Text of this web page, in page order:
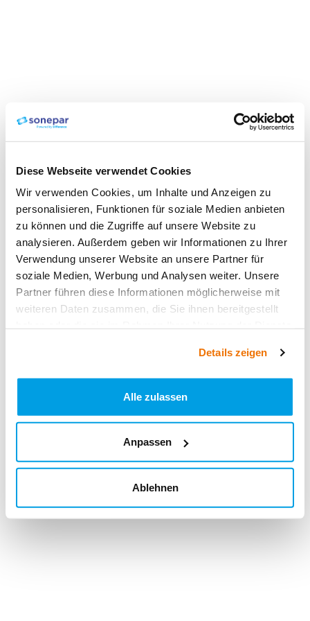
Diese Webseite verwendet Cookies
Wir verwenden Cookies, um Inhalte und Anzeigen zu
personalisieren, Funktionen für soziale Medien anbieten
zu können und die Zugriffe auf unsere Website zu
analysieren. Außerdem geben wir Informationen zu Ihrer
Verwendung unserer Website an unsere Partner für
soziale Medien, Werbung und Analysen weiter. Unsere
Partner führen diese Informationen möglicherweise mit
weiteren Daten zusammen, die Sie ihnen bereitgestellt
Details zeigen
Alle zulassen
Anpassen
Ablehnen